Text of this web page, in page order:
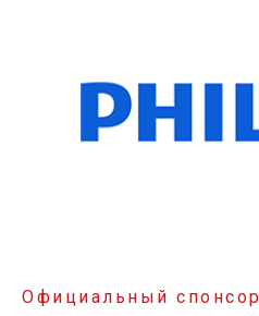
Официальный спонсор